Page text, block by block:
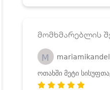
მომხმარებლის
M
ოთახში მეტი